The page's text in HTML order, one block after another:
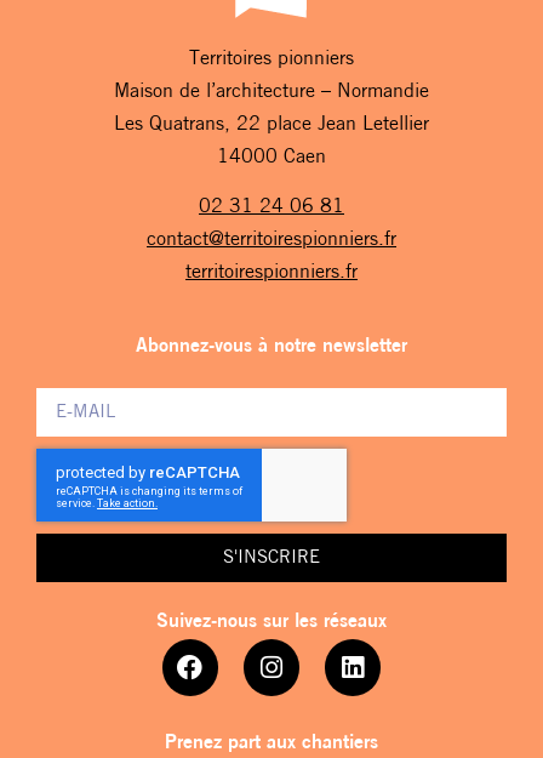
Territoires pionniers
Maison de l’architecture – Normandie
Les Quatrans, 22 place Jean Letellier
14000 Caen
02 31 24 06 81
contact@territoirespionniers.fr
territoirespionniers.fr
Abonnez-vous à notre newsletter
S'INSCRIRE
Suivez-nous sur les réseaux
Prenez part aux chantiers